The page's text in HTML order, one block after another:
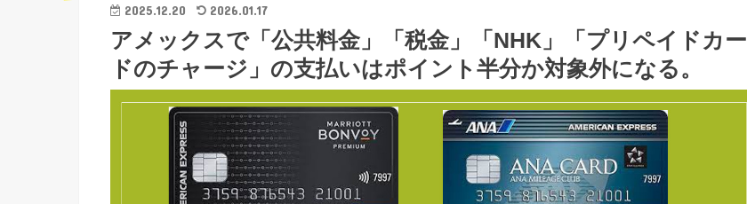
2025.12.20 2026.01.17
アメックスで「公共料金」「税金」「NHK」「プリペイドカー
ドのチャージ」の支払いはポイント半分か対象外になる。